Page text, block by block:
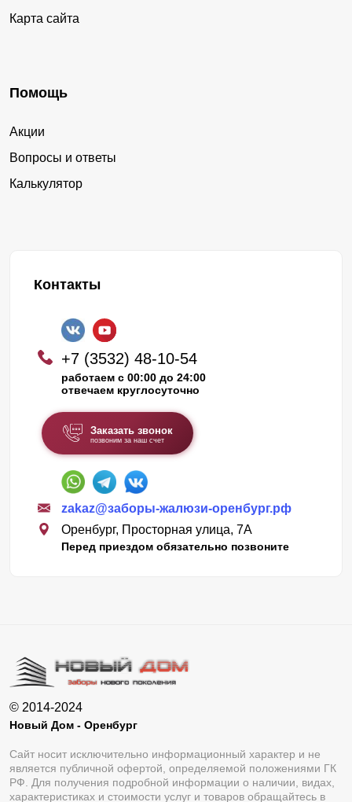
Карта сайта
Помощь
Акции
Вопросы и ответы
Калькулятор
Контакты
+7 (3532) 48-10-54
работаем с 00:00 до 24:00
отвечаем круглосуточно
Заказать звонок
позвоним за наш счет
zakaz@заборы-жалюзи-оренбург.рф
Оренбург, Просторная улица, 7А
Перед приездом обязательно позвоните
© 2014-2024
Новый Дом - Оренбург
Сайт носит исключительно информационный характер и не
является публичной офертой, определяемой положениями ГК
РФ. Для получения подробной информации о наличии, видах,
характеристиках и стоимости услуг и товаров обращайтесь в